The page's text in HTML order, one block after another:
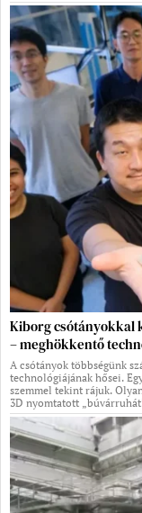
Kiborg csótányokkal
– meghökkentő
A csótányok többségünk
technológiájának hősei.
szemmel tekint rájuk.
3D nyomtatott